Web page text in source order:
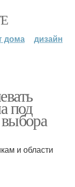
дома дизайн
под
и области